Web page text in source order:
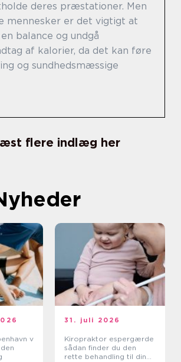
deres præstationer. Men
mennesker er det vigtigt at
balance og undgå
af kalorier, da det kan føre
og sundhedsmæssige
flere indlæg her
v
31. juli 2026
Kiropraktor espergærde
sådan finder du den
rette behandling til dine